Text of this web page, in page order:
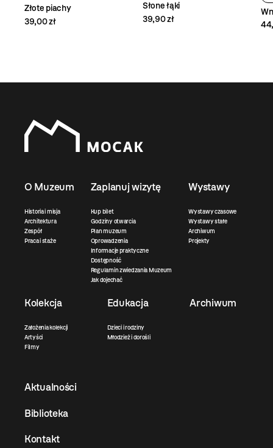
Złote piachy
39,00 zł
Słone łąki
39,90 zł
O Muzeum
Historia i misja
Architektura
Zespół
Praca i staże
Zaplanuj wizytę
Kup bilet
Godziny otwarcia
Plan muzeum
Oprowadzenia
Informacje praktyczne
Dostępność
Regulamin zwiedzania Muzeum
Jak dojechać
Wystawy
Wystawy czasowe
Wystawy stałe
Archiwum
Projekty
Kolekcja
Założenia kolekcji
Artyści
Filmy
Edukacja
Dzieci i rodziny
Młodzież i dorośli
Archiwum
Aktualności
Biblioteka
Kontakt